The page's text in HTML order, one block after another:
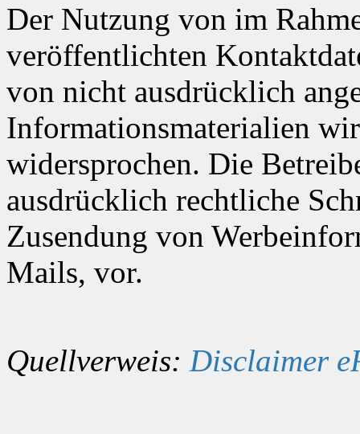
Der Nutzung von im
veröffentlichten
von nicht ausdrücklich
Informationsmaterialien
widersprochen. Die
ausdrücklich rechtliche
Zusendung von
Mails, vor.
Quellverweis: Disclaimer